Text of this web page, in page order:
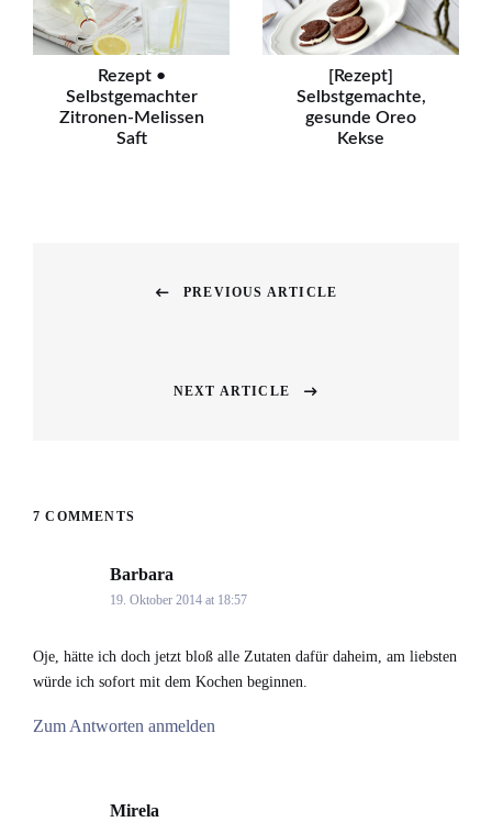
Rezept •
Selbstgemachter
Zitronen-Melissen
Saft
[Rezept]
Selbstgemachte,
gesunde Oreo
Kekse
PREVIOUS ARTICLE
NEXT ARTICLE
7 COMMENTS
Barbara
19. Oktober 2014 at 18:57
Oje, hätte ich doch jetzt bloß alle Zutaten dafür daheim, am liebsten
würde ich sofort mit dem Kochen beginnen.
Zum Antworten anmelden
Mirela